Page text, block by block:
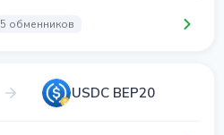
5 обменников
USDC BEP20